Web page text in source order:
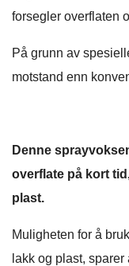
forsegler overflaten
På grunn av
motstand enn
Denne
overflate på kort
plast.
Muligheten for å
lakk og plast,